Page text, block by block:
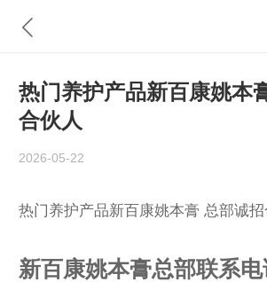
热门养护产品新百康姚本
合伙人
2026-05-22
热门养护产品新百康姚本膏 总部诚招
新百康姚本膏总部联系电